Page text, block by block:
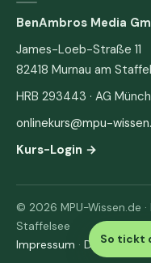
So tickt
BenAmbros Media
James-Loeb-Straße 11
82418 Murnau am
HRB 293443 · AG
onlinekurs@mpu-
Kurs-Login →
© 2026 MPU-Wissen.de
Staffelsee
Impressum ·